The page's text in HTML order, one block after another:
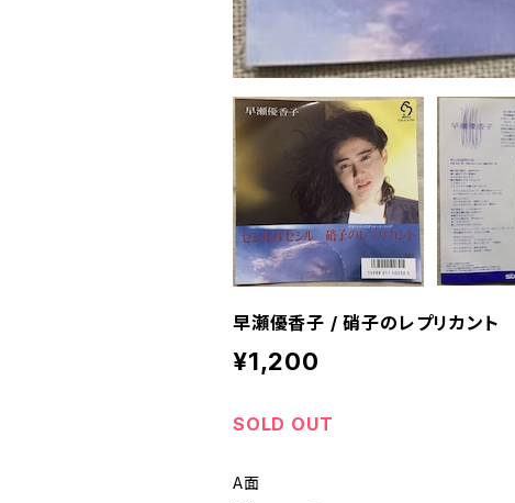
早瀬優香子 / 硝子のレプリカント
¥1,200
SOLD OUT
A面